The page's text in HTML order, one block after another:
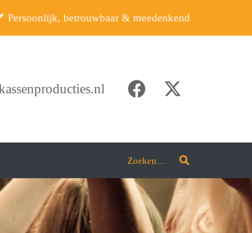
Persoonlijk, betrouwbaar & meedenkend
Zoeken…